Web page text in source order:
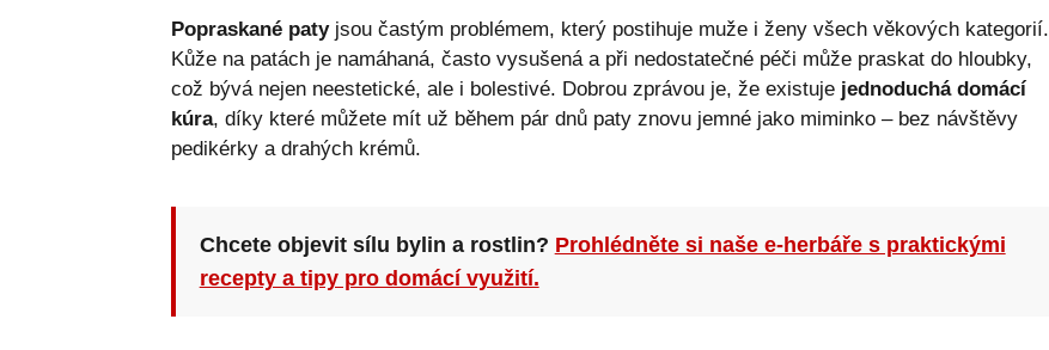
Popraskané patyjsou častým problémem, který postihuje muže i ženy všech věkových kategorií.
Kůže na patách je namáhaná, často vysušená a při nedostatečné péči může praskat do hloubky,
což bývá nejen neestetické, ale i bolestivé. Dobrou zprávou je, že existuje jednoduchá domácí
kúra, díky které můžete mít už během pár dnů paty znovu jemné jako miminko – bez návštěvy
pedikérky a drahých krémů.
Chcete objevit sílu bylin a rostlin? Prohlédněte si naše e-herbáře s praktickými
recepty a tipy pro domácí využití.